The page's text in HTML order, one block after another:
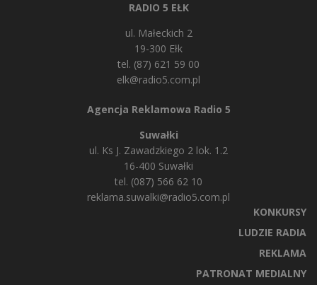
RADIO 5 EŁK
ul. Małeckich 2
19-300 Ełk
tel. (87) 621 59 00
elk@radio5.com.pl
Agencja Reklamowa Radio 5
Suwałki
ul. Ks J. Zawadzkiego 2 lok. 1.2
16-400 Suwałki
tel. (087) 566 62 10
reklama.suwalki@radio5.com.pl
KONKURSY
LUDZIE RADIA
REKLAMA
PATRONAT MEDIALNY